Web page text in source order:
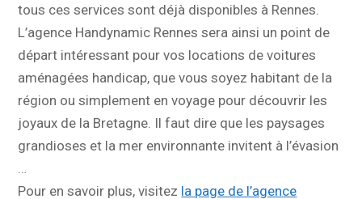
tous ces services sont déjà disponibles à Rennes.
L’agence Handynamic Rennes sera ainsi un point de
départ intéressant pour vos locations de voitures
aménagées handicap, que vous soyez habitant de la
région ou simplement en voyage pour découvrir les
joyaux de la Bretagne. Il faut dire que les paysages
grandioses et la mer environnante invitent à l’évasion
Pour en savoir plus, visitez la page de l’agence